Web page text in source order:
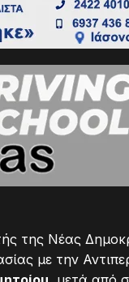
της Νέας
με την